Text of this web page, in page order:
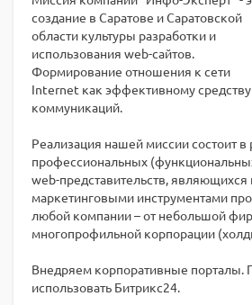
создание в Саратове и Саратовской
области культуры разработки и
использования web-сайтов.
Формирование отношения к сети
Internet как эффективному
коммуникаций.
Реализация нашей миссии состоит в
профессиональных
web-представительств,
маркетинговыми инструментами
любой компании – от небольшой
многопрофильной корпорации
Внедряем корпоративные порталы.
использовать Битрикс24.